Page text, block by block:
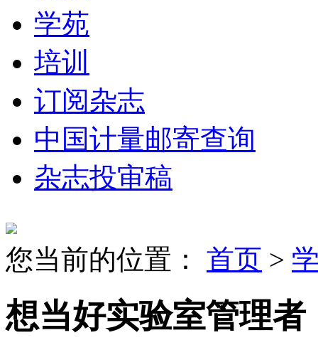
学苑
培训
订阅杂志
中国计量邮寄查询
杂志投审稿
您当前的位置： 首页 >
想当好实验室管理